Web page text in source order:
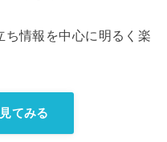
ち情報を中心に明るく楽
てみる